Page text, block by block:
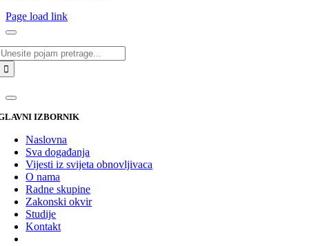
Page load link
IZBORNIK
Naslovna
Sva događanja
Vijesti iz svijeta obnovljivaca
O nama
Radne skupine
Zakonski okvir
Studije
Kontakt